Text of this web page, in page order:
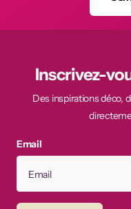
Inscrivez-
Des inspirations déco,
Email